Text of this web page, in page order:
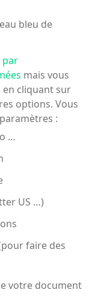
bleu de
par
mais vous
cliquant sur
options. Vous
:
…
US …)
faire des
votre document